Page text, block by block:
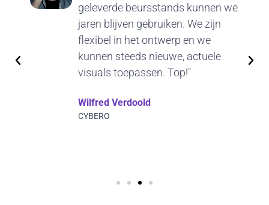
geleverde beursstands kunnen we
jaren blijven gebruiken. We zijn
flexibel in het ontwerp en we
kunnen steeds nieuwe, actuele
visuals toepassen. Top!"
Wilfred Verdoold
CYBERO